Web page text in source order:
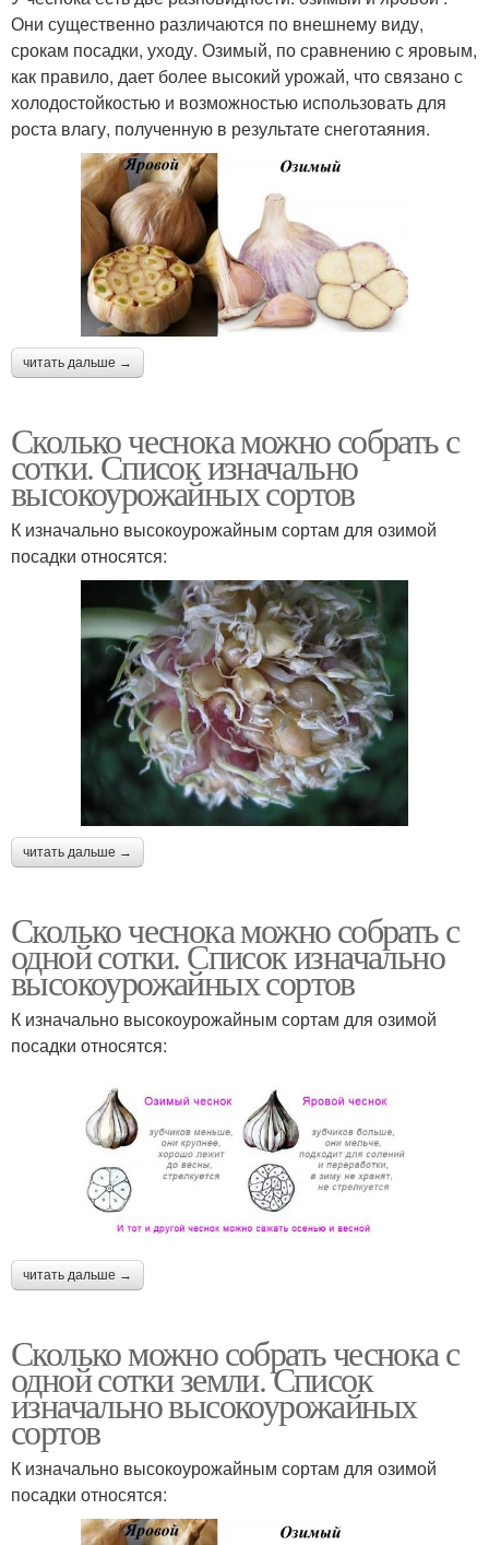
Они существенно различаются по внешнему виду,
срокам посадки, уходу. Озимый, по сравнению с яровым,
как правило, дает более высокий урожай, что связано с
холодостойкостью и возможностью использовать для
роста влагу, полученную в результате снеготаяния.
читать дальше →
Сколько чеснока можно собрать с
сотки. Список изначально
высокоурожайных сортов
К изначально высокоурожайным сортам для озимой
посадки относятся:
читать дальше →
Сколько чеснока можно собрать с
одной сотки. Список изначально
высокоурожайных сортов
К изначально высокоурожайным сортам для озимой
посадки относятся:
читать дальше →
Сколько можно собрать чеснока с
одной сотки земли. Список
изначально высокоурожайных
сортов
К изначально высокоурожайным сортам для озимой
посадки относятся: